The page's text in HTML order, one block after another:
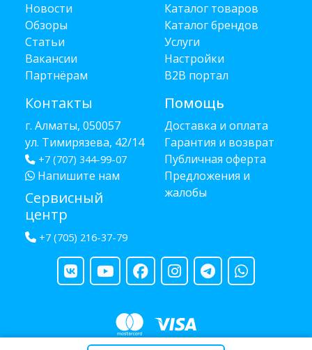
Новости
Обзоры
Статьи
Вакансии
Партнёрам
Контакты
г. Алматы, 050057
ул. Тимирязева, 42/14
+7 (707) 344-99-07
Напишите нам
Сервисный
центр
+7 (705) 216-37-79
Каталог товаров
Каталог брендов
Услуги
Настройки
B2B портал
Помощь
Доставка и оплата
Гарантия и возврат
Публичная оферта
Предложения и
жалобы